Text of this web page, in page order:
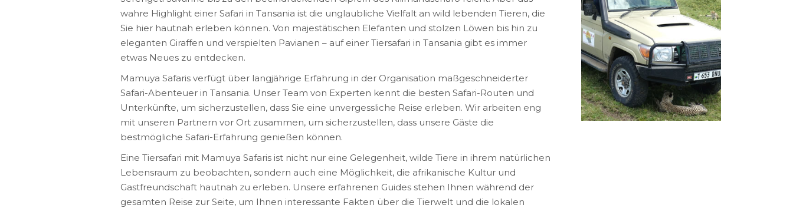
wahre Highlight einer Safari in Tansania ist die unglaubliche Vielfalt an wild lebenden Tieren, die
Sie hier hautnah erleben können. Von majestätischen Elefanten und stolzen Löwen bis hin zu
eleganten Giraffen und verspielten Pavianen – auf einer Tiersafari in Tansania gibt es immer
etwas Neues zu entdecken.
Mamuya Safaris verfügt über langjährige Erfahrung in der Organisation maßgeschneiderter
Safari-Abenteuer in Tansania. Unser Team von Experten kennt die besten Safari-Routen und
Unterkünfte, um sicherzustellen, dass Sie eine unvergessliche Reise erleben. Wir arbeiten eng
mit unseren Partnern vor Ort zusammen, um sicherzustellen, dass unsere Gäste die
bestmögliche Safari-Erfahrung genießen können.
Eine Tiersafari mit Mamuya Safaris ist nicht nur eine Gelegenheit, wilde Tiere in ihrem natürlichen
Lebensraum zu beobachten, sondern auch eine Möglichkeit, die afrikanische Kultur und
Gastfreundschaft hautnah zu erleben. Unsere erfahrenen Guides stehen Ihnen während der
gesamten Reise zur Seite, um Ihnen interessante Fakten über die Tierwelt und die lokalen